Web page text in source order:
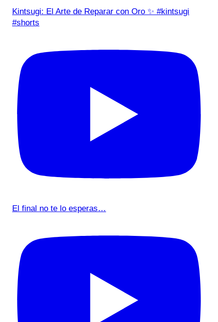
Kintsugi: El Arte de Reparar con Oro ✨ #kintsugi
#shorts
El final no te lo esperas…